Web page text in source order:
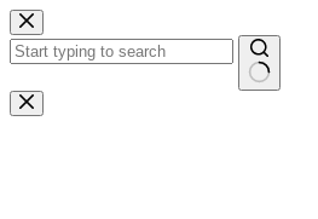
Zum
Inhalt
springen
Keine
Ergebnisse